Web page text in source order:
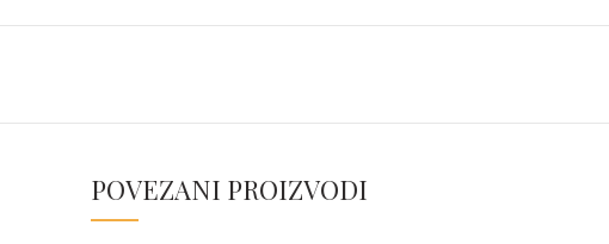
POVEZANI PROIZVODI